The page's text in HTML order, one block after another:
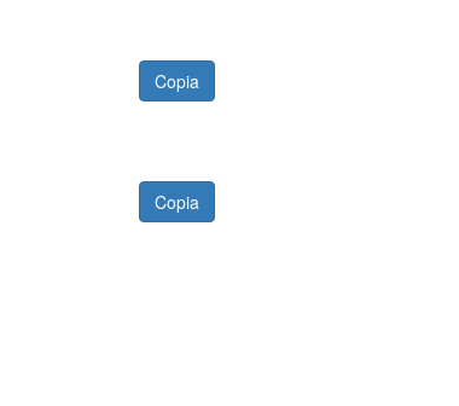
Copia
Copia